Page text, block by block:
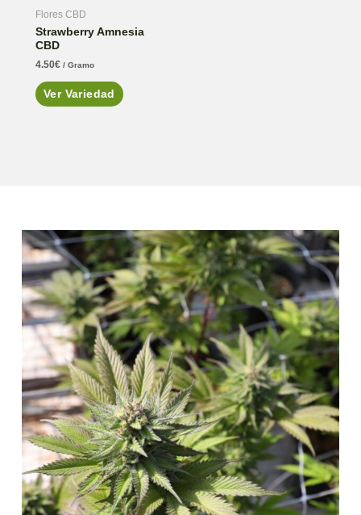
Flores CBD
Strawberry Amnesia
CBD
4.50€ / Gramo
Ver Variedad